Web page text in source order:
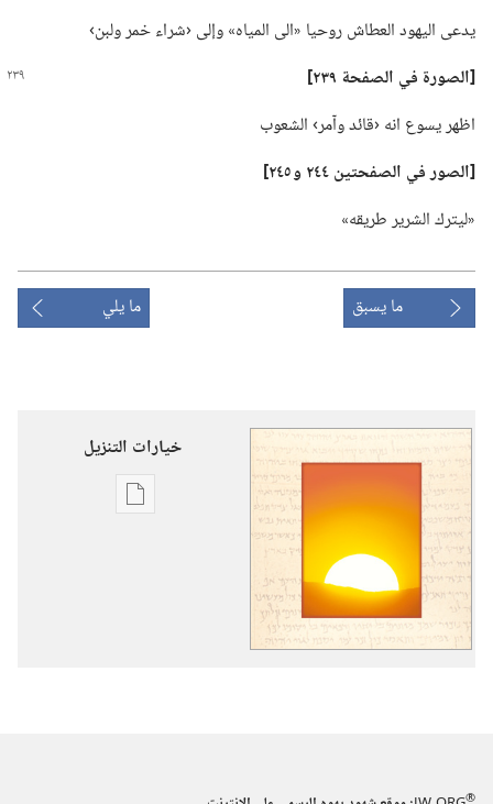
يدعى اليهود العطاش روحيا «الى المياه» وإلى ‹شراء خمر ولبن›‏
‏[الصورة في الصفحة ٢٣٩]‏
اظهر يسوع انه ‹قائد وآمر› الشعوب
‏[الصور في الصفحتين ٢٤٤ و ٢٤٥]‏
‏«ليترك الشرير طريقه»‏
ما يسبق ما يلي
خيارات التنزيل
خيارات
®